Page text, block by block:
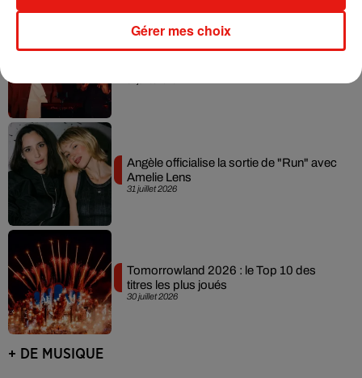
David Guetta et Carl Cox signent un B2B
31 juillet 2026
Angèle officialise la sortie de "Run" avec
Amelie Lens
30 juillet 2026
Tomorrowland 2026 : le Top 10 des
titres les plus joués
+ DE MUSIQUE
Gérer mes choix